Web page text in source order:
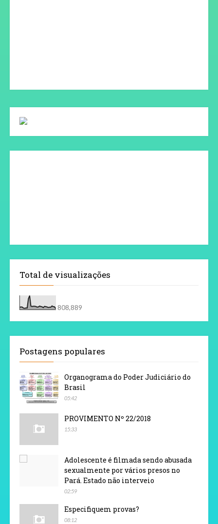
Total de visualizações
808,889
Postagens populares
Organograma do Poder Judiciário do
Brasil
05:42
PROVIMENTO Nº 22/2018
15:33
Adolescente é filmada sendo abusada
sexualmente por vários presos no
Pará. Estado não interveio
02:59
Especifiquem provas?
08:12